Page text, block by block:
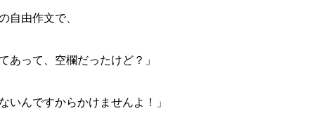
自由作文で、
って、空欄だったけど？」
いんですからかけませんよ！」